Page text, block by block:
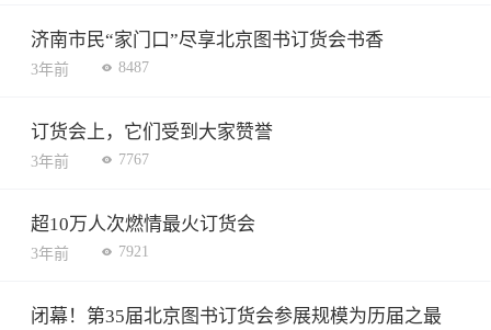
济南市民“家门口”尽享北京图书订货会书香
3年前 8487
订货会上，它们受到大家赞誉
3年前 7767
超10万人次燃情最火订货会
3年前 7921
闭幕！第35届北京图书订货会参展规模为历届之最